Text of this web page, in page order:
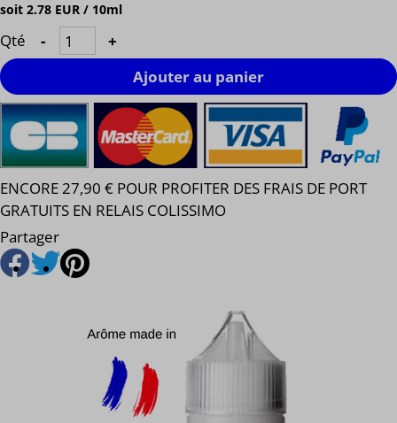
soit 2.78 EUR / 10ml
Qté -
+
Ajouter au panier
ENCORE 27,90 € POUR PROFITER DES FRAIS DE PORT
GRATUITS EN RELAIS COLISSIMO
Partager